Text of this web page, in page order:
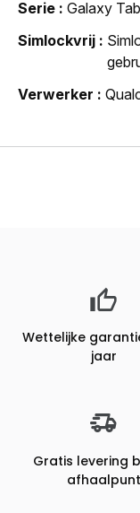
Serie
Galaxy Tab
Simlockvrij
Verwerker
Wettelijke
jaar
Gratis levering
afhaalpunt